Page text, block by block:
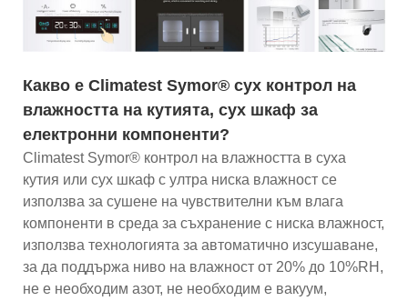
Какво е Climatest Symor® сух контрол на
влажността на кутията, сух шкаф за
електронни компоненти?
Climatest Symor® контрол на влажността в суха
кутия или сух шкаф с ултра ниска влажност се
използва за сушене на чувствителни към влага
компоненти в среда за съхранение с ниска влажност,
използва технологията за автоматично изсушаване,
за да поддържа ниво на влажност от 20% до 10%RH,
не е необходим азот, не необходим е вакуум,